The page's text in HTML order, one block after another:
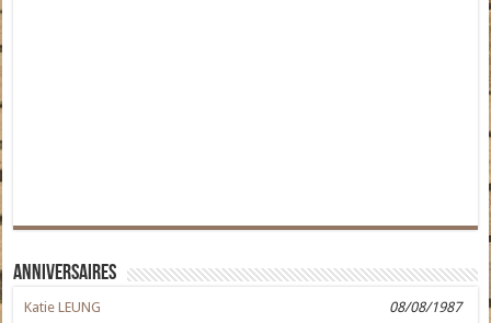
Anniversaires
Katie LEUNG
08/08/1987